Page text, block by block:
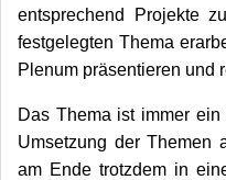
entsprechend Projekte
festgelegten Thema
Plenum präsentieren und
Das Thema ist immer
Umsetzung der Themen
am Ende trotzdem in